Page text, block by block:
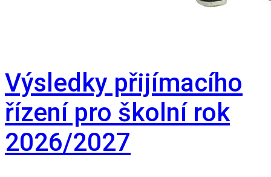
Výsledky přijímacího
řízení pro školní rok
2026/2027